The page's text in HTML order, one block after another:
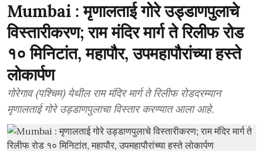
Mumbai : मृणालताई गोरे उड्डाणपुलाचे
विस्तारीकरण; राम मंदिर मार्ग ते रिलीफ रोड
१० मिनिटांत, महापौर, उपमहापौरांच्या हस्ते
लोकार्पण
गोरेगाव (पश्चिम) येथील राम मंदिर मार्ग ते रिलीफ रोडदरम्यान
मृणालताई गोरे उड्डाणपुलाचा विस्तार करण्‍यात आला आहे.